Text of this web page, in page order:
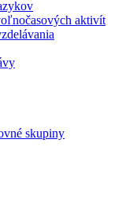
aktivít
skupiny